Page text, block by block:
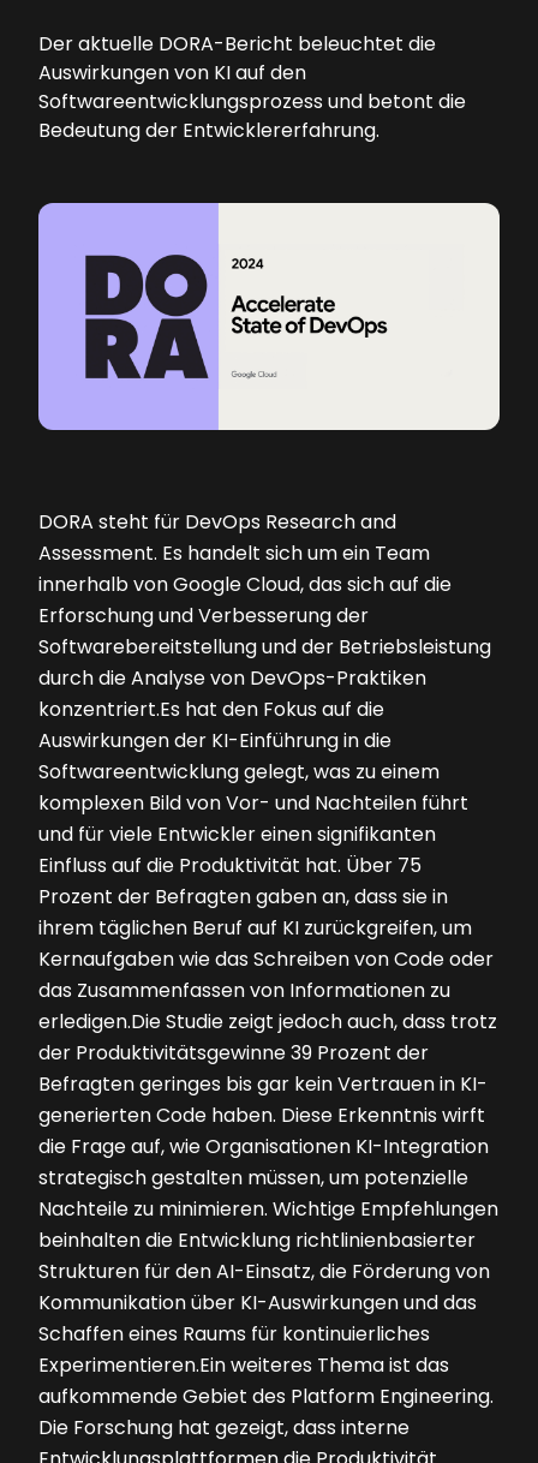
Der aktuelle DORA-Bericht beleuchtet die
Auswirkungen von KI auf den
Softwareentwicklungsprozess und betont die
Bedeutung der Entwicklererfahrung.
DORA steht für DevOps Research and
Assessment. Es handelt sich um ein Team
innerhalb von Google Cloud, das sich auf die
Erforschung und Verbesserung der
Softwarebereitstellung und der Betriebsleistung
durch die Analyse von DevOps-Praktiken
konzentriert.Es hat den Fokus auf die
Auswirkungen der KI-Einführung in die
Softwareentwicklung gelegt, was zu einem
komplexen Bild von Vor- und Nachteilen führt
und für viele Entwickler einen signifikanten
Einfluss auf die Produktivität hat. Über 75
Prozent der Befragten gaben an, dass sie in
ihrem täglichen Beruf auf KI zurückgreifen, um
Kernaufgaben wie das Schreiben von Code oder
das Zusammenfassen von Informationen zu
erledigen.Die Studie zeigt jedoch auch, dass trotz
der Produktivitätsgewinne 39 Prozent der
Befragten geringes bis gar kein Vertrauen in KI-
generierten Code haben. Diese Erkenntnis wirft
die Frage auf, wie Organisationen KI-Integration
strategisch gestalten müssen, um potenzielle
Nachteile zu minimieren. Wichtige Empfehlungen
beinhalten die Entwicklung richtlinienbasierter
Strukturen für den AI-Einsatz, die Förderung von
Kommunikation über KI-Auswirkungen und das
Schaffen eines Raums für kontinuierliches
Experimentieren.Ein weiteres Thema ist das
aufkommende Gebiet des Platform Engineering.
Die Forschung hat gezeigt, dass interne